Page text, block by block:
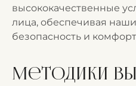
высококачественные
лица, обеспечивая
безопасность и комфорт
Методики